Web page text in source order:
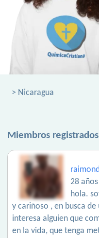
> Nicaragua
Miembros
28
hola.
y cariñoso , en busca
interesa alguien que
en la vida, que tenga